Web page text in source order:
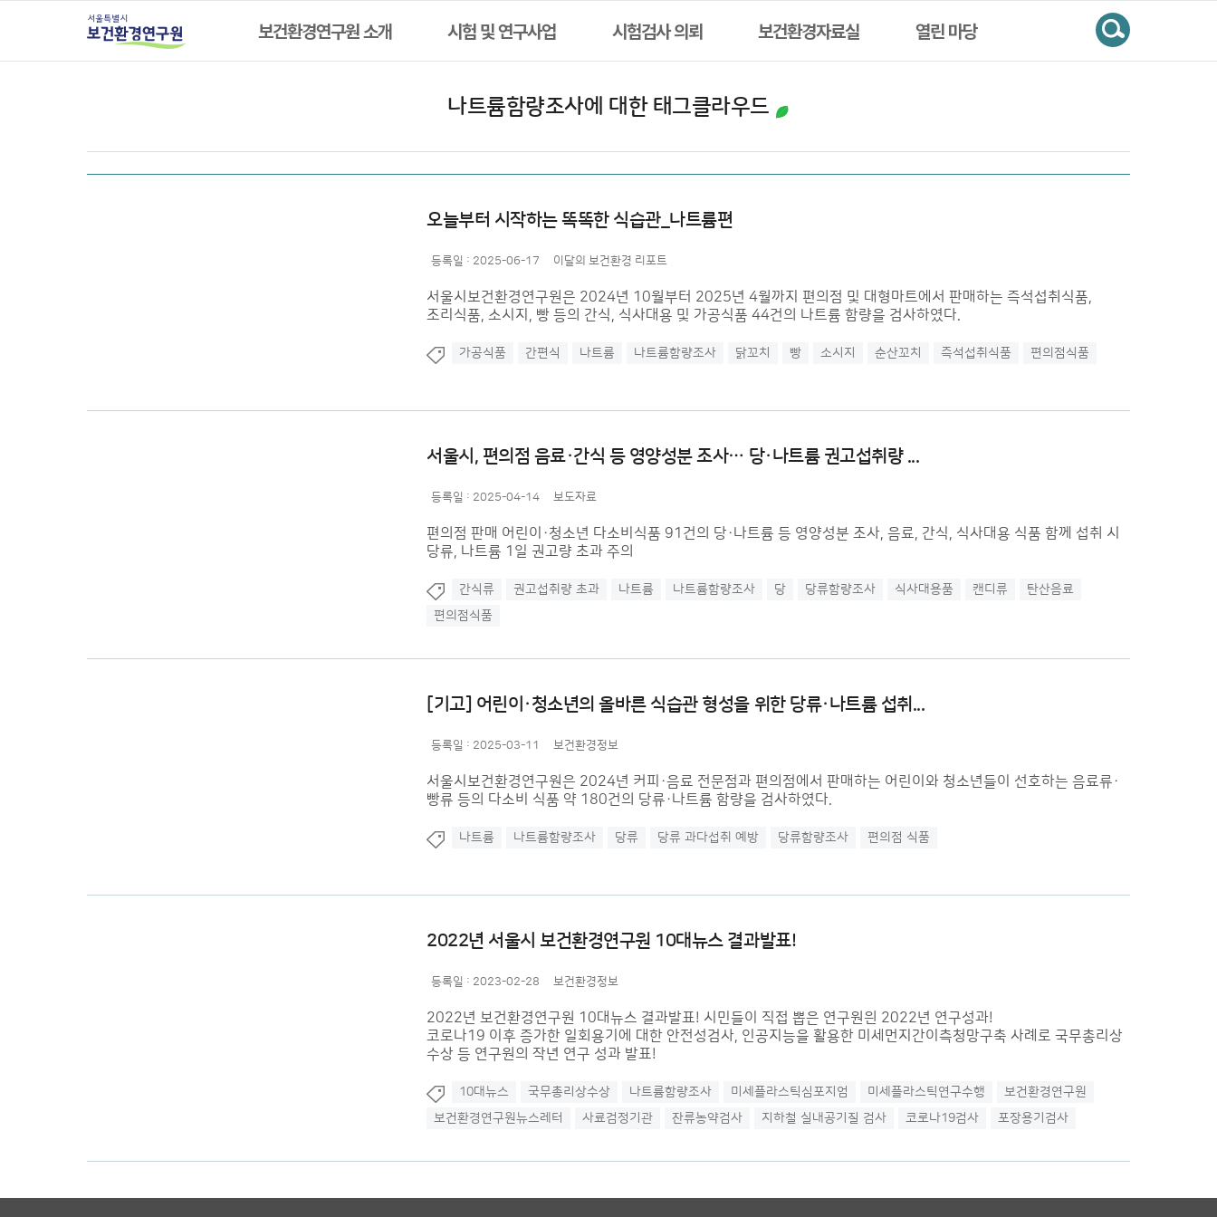
보건환경연구원 소개 시험 및 연구사업 시험검사 의뢰 보건환경자료실 열린 마당
검색
나트륨함량조사에 대한 태그클라우드
오늘부터 시작하는 똑똑한 식습관_나트륨편
등록일 : 2025-06-17 이달의 보건환경 리포트
서울시보건환경연구원은 2024년 10월부터 2025년 4월까지 편의점 및 대형마트에서 판매하는 즉석섭취식품,
조리식품, 소시지, 빵 등의 간식, 식사대용 및 가공식품 44건의 나트륨 함량을 검사하였다.
가공식품 간편식 나트륨 나트륨함량조사 닭꼬치 빵 소시지 순산꼬치 즉석섭취식품 편의점식품
서울시, 편의점 음료·간식 등 영양성분 조사… 당·나트륨 권고섭취량 ...
등록일 : 2025-04-14 보도자료
편의점 판매 어린이·청소년 다소비식품 91건의 당·나트륨 등 영양성분 조사, 음료, 간식, 식사대용 식품 함께 섭취 시
당류, 나트륨 1일 권고량 초과 주의
간식류 권고섭취량 초과 나트륨 나트륨함량조사 당 당류함량조사 식사대용품 캔디류
탄산음료
편의점식품
[기고] 어린이·청소년의 올바른 식습관 형성을 위한 당류·나트륨 섭취...
등록일 : 2025-03-11 보건환경정보
서울시보건환경연구원은 2024년 커피·음료 전문점과 편의점에서 판매하는 어린이와 청소년들이 선호하는 음료류·
빵류 등의 다소비 식품 약 180건의 당류·나트륨 함량을 검사하였다.
나트륨 나트륨함량조사 당류 당류 과다섭취 예방 당류함량조사 편의점 식품
2022년 서울시 보건환경연구원 10대뉴스 결과발표!
등록일 : 2023-02-28 보건환경정보
2022년 보건환경연구원 10대뉴스 결과발표! 시민들이 직접 뽑은 연구원읜 2022년 연구성과!
코로나19 이후 증가한 일회용기에 대한 안전성검사, 인공지능을 활용한 미세먼지간이측청망구축 사례로 국무총리상
수상 등 연구원의 작년 연구 성과 발표!
10대뉴스 국무총리상수상 나트륨함량조사 미세플라스틱심포지엄 미세플라스틱연구수행
보건환경연구원
보건환경연구원뉴스레터
사료검정기관 잔류농약검사 지하철 실내공기질 검사 코로나19검사 포장용기검사